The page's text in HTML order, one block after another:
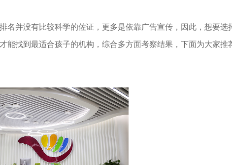
并没有比较科学的佐证，更多是依靠广告宣传，因此，想要选
能找到最适合孩子的机构，综合多方面考察结果，下面为大家推